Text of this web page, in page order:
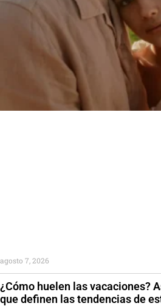
¿Cómo huelen las vacaciones?
que definen las tendencias de
agosto 7, 2026